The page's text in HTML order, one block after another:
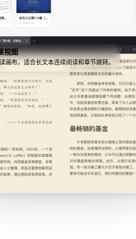
视图
画布，适合长文本连续阅读和章节跳转。